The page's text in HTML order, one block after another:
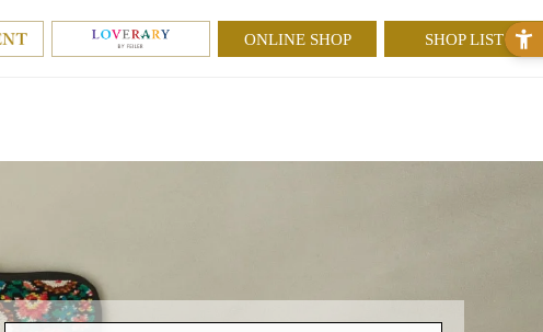
ONLINE SHOP SHOP LIST